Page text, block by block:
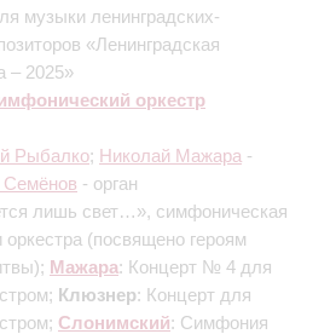
музыки ленинградских-
«Ленинградская
– 2025»
оркестр
Рыбалко; Николай Мажара -
- орган
лишь свет…», симфоническая
(посвящено героям
; Мажара: Концерт № 4 для
Клюзнер: Концерт для
Слонимский: Симфония